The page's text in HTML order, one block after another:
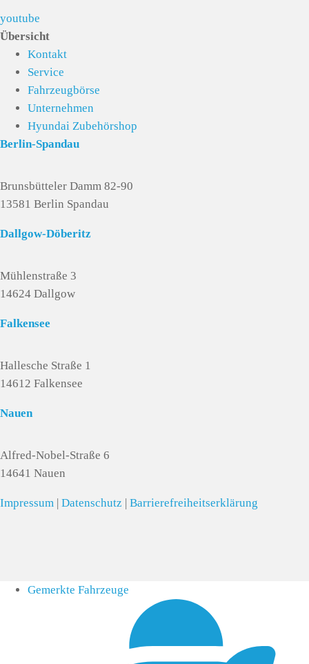
youtube
Übersicht
Kontakt
Service
Fahrzeugbörse
Unternehmen
Hyundai Zubehörshop
Berlin-Spandau
Brunsbütteler Damm 82-90
13581 Berlin Spandau
Dallgow-Döberitz
Mühlenstraße 3
14624 Dallgow
Falkensee
Hallesche Straße 1
14612 Falkensee
Nauen
Alfred-Nobel-Straße 6
14641 Nauen
Impressum | Datenschutz | Barrierefreiheitserklärung
Gemerkte Fahrzeuge